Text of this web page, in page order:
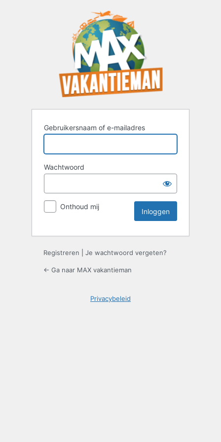
Gebruikersnaam of e-mailadres
Wachtwoord
Onthoud mij
Registreren Je wachtwoord vergeten?
← Ga naar MAX vakantieman
Privacybeleid